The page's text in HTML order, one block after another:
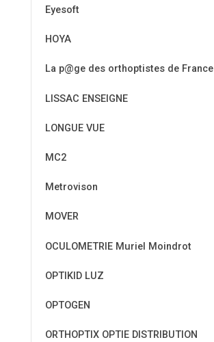
Eyesoft
HOYA
La p@ge des orthoptistes de France
LISSAC ENSEIGNE
LONGUE VUE
MC2
Metrovison
MOVER
OCULOMETRIE Muriel Moindrot
OPTIKID LUZ
OPTOGEN
ORTHOPTIX OPTIE DISTRIBUTION